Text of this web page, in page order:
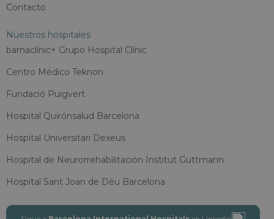
Contacto
Nuestros hospitales
barnaclínic+ Grupo Hospital Clínic
Centro Médico Teknon
Fundació Puigvert
Hospital Quirónsalud Barcelona
Hospital Universitari Dexeus
Hospital de Neurorrehabilitación Institut Guttmann
Hospital Sant Joan de Déu Barcelona